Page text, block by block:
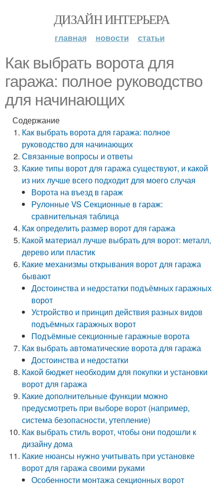
ДИЗАЙН ИНТЕРЬЕРА
главная новости статьи
Как выбрать ворота для
гаража: полное руководство
для начинающих
Содержание
Как выбрать ворота для гаража: полное
руководство для начинающих
Связанные вопросы и ответы
Какие типы ворот для гаража существуют, и какой
из них лучше всего подходит для моего случая
Ворота на въезд в гараж
Рулонные VS Секционные в гараж:
сравнительная таблица
Как определить размер ворот для гаража
Какой материал лучше выбрать для ворот: металл,
дерево или пластик
Какие механизмы открывания ворот для гаража
бывают
Достоинства и недостатки подъёмных гаражных
ворот
Устройство и принцип действия разных видов
подъёмных гаражных ворот
Подъёмные секционные гаражные ворота
Как выбрать автоматические ворота для гаража
Достоинства и недостатки
Какой бюджет необходим для покупки и установки
ворот для гаража
Какие дополнительные функции можно
предусмотреть при выборе ворот (например,
система безопасности, утепление)
Как выбрать стиль ворот, чтобы они подошли к
дизайну дома
Какие нюансы нужно учитывать при установке
ворот для гаража своими руками
Особенности монтажа секционных ворот